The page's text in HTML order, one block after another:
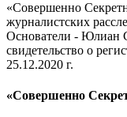
«Совершенно
журналистских
Основатели - Юлиан
свидетельство о
25.12.2020 г.
«Совершенно